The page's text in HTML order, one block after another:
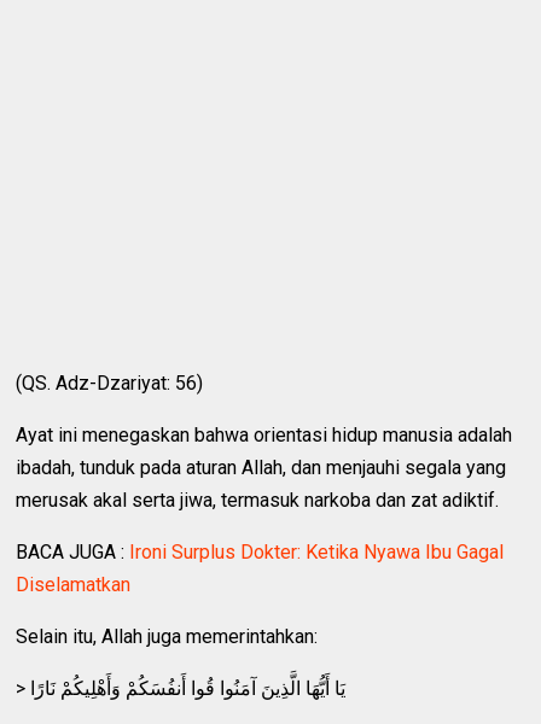
(QS. Adz-Dzariyat: 56)
Ayat ini menegaskan bahwa orientasi hidup manusia adalah
ibadah, tunduk pada aturan Allah, dan menjauhi segala yang
merusak akal serta jiwa, termasuk narkoba dan zat adiktif.
BACA JUGA : Ironi Surplus Dokter: Ketika Nyawa Ibu Gagal
Diselamatkan
Selain itu, Allah juga memerintahkan:
> يَا أَيُّهَا الَّذِينَ آمَنُوا قُوا أَنفُسَكُمْ وَأَهْلِيكُمْ نَارًا